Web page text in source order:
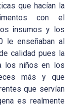
que hacían la
con el
insumos y los
le enseñaban al
calidad pues la
los niños en los
más y que
que servían
es realmente